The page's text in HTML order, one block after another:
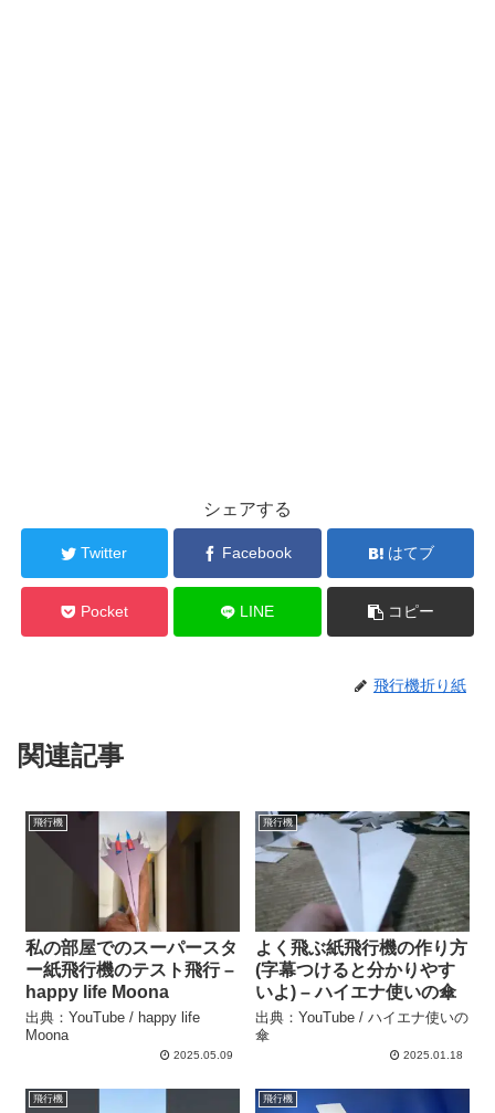
シェアする
Twitter Facebook はてブ
Pocket LINE コピー
飛行機折り紙
関連記事
飛行機
私の部屋でのスーパースタ
ー紙飛行機のテスト飛行 –
happy life Moona
出典：YouTube / happy life
Moona
2025.05.09
飛行機
よく飛ぶ紙飛行機の作り方
(字幕つけると分かりやす
いよ) – ハイエナ使いの傘
出典：YouTube / ハイエナ使いの
傘
2025.01.18
飛行機 飛行機